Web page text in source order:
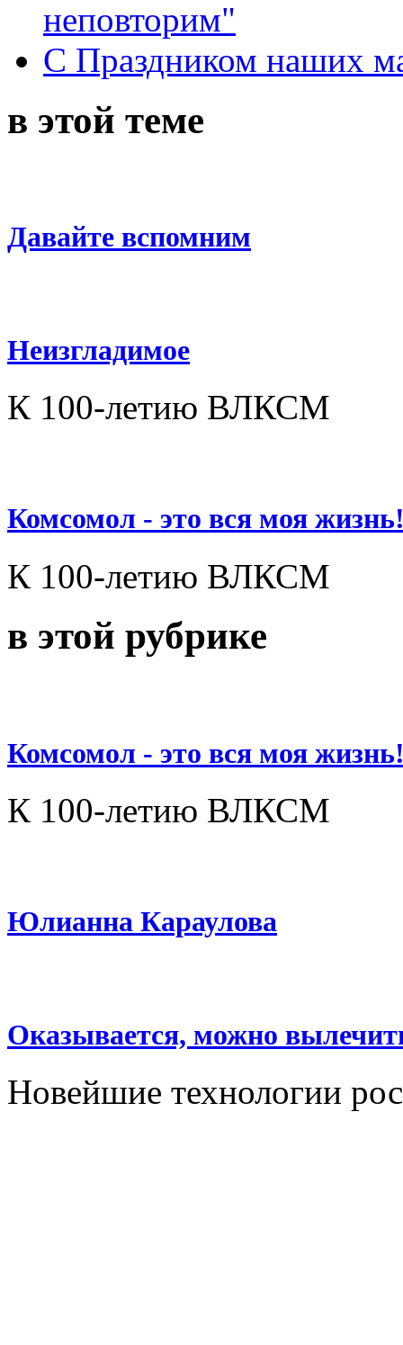
неповторим"
С Праздником наших
в этой теме
Давайте вспомним
Неизгладимое
К 100-летию ВЛКСМ
Комсомол - это вся моя
К 100-летию ВЛКСМ
в этой рубрике
Комсомол - это вся моя
К 100-летию ВЛКСМ
Юлианна Караулова
Оказывается, можно
Новейшие технологии